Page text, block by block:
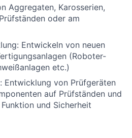
Aggregaten, Karosserien,
oder am
Entwickeln von neuen
(Roboter-
etc.)
Entwicklung von Prüfgeräten
auf Prüfständen und
und Sicherheit